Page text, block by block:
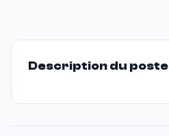
Description du poste